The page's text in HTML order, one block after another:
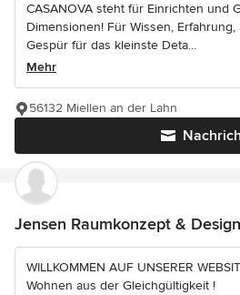
CASANOVA steht für Einrichten und
Dimensionen! Für Wissen,
Gespür für das kleinste Deta...
Mehr
56132 Miellen an der Lahn
Jensen Raumkonzept & Design
WILLKOMMEN AUF UNSERER
Wohnen aus der Gleichgültigkeit !